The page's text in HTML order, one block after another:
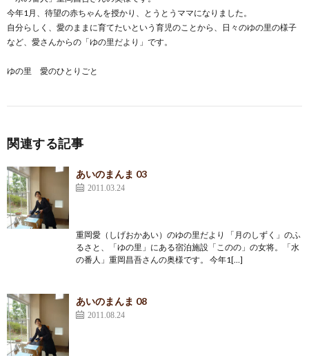
今年1月、待望の赤ちゃんを授かり、とうとうママになりました。
自分らしく、愛のままに育てたいという育児のことから、日々のゆの里の様子
など、愛さんからの「ゆの里だより」です。
ゆの里 愛のひとりごと
関連する記事
あいのまんま 03
2011.03.24
重岡愛（しげおかあい）のゆの里だより 「月のしずく」のふ
るさと、「ゆの里」にある宿泊施設「このの」の女将。「水
の番人」重岡昌吾さんの奥様です。 今年1[…]
あいのまんま 08
2011.08.24